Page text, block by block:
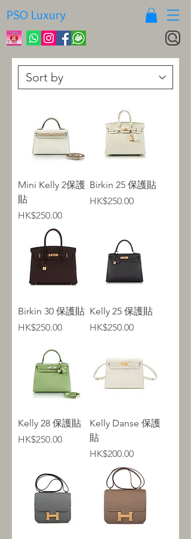
PSO Luxury
Mini Kelly 2保護
貼
Price
HK$250.00
Birkin 25 保護貼
Price
HK$250.00
Birkin 30 保護貼
Price
HK$250.00
Kelly 25 保護貼
Price
HK$250.00
Kelly 28 保護貼
Price
HK$250.00
Kelly Danse 保護
貼
Price
HK$200.00